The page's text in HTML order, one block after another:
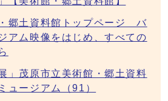
郷土資料館トップページ バ
アム映像をはじめ、すべての
」茂原市立美術館・郷土資料
ージアム（91）